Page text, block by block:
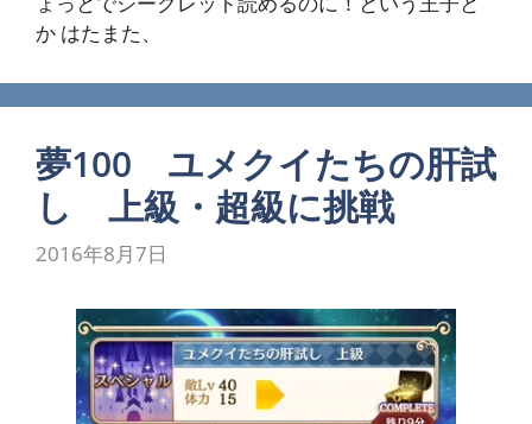
か はたまた、
夢100 ユメクイたちの肝試
し 上級・超級に挑戦
2016年8月7日